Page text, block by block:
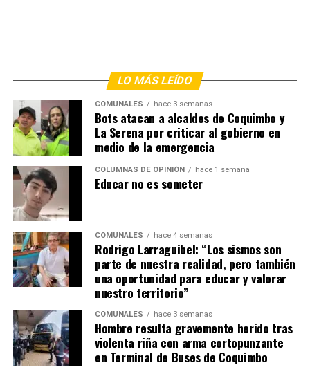
LO MÁS LEÍDO
COMUNALES hace 3 semanas
Bots atacan a alcaldes de Coquimbo y
La Serena por criticar al gobierno en
medio de la emergencia
COLUMNAS DE OPINIÓN hace 1 semana
Educar no es someter
COMUNALES hace 4 semanas
Rodrigo Larraguibel: “Los sismos son
parte de nuestra realidad, pero también
una oportunidad para educar y valorar
nuestro territorio”
COMUNALES hace 3 semanas
Hombre resulta gravemente herido tras
violenta riña con arma cortopunzante
en Terminal de Buses de Coquimbo